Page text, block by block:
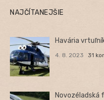
NAJČÍTANEJŠIE
Havária
4. 8. 2023 31
Novozéladská